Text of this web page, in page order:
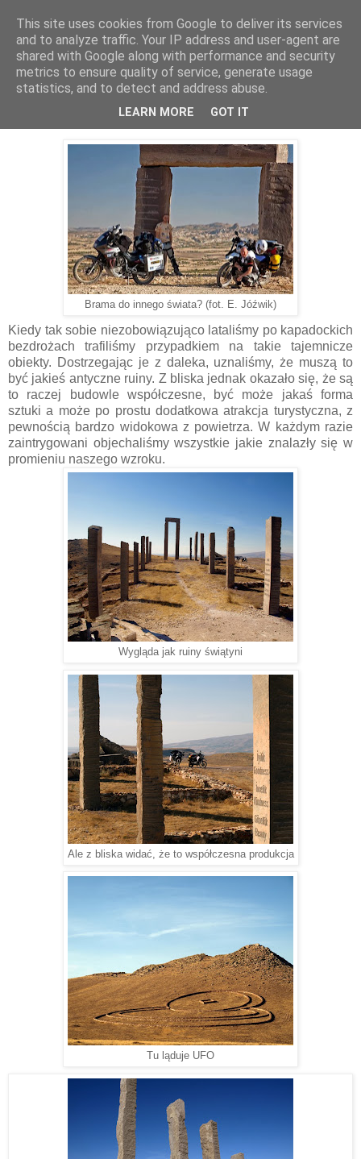
Kieszenie Pełne Piasku
22.01.2014
Dziwne rzeczy
Brama do innego świata? (fot. E. Jóźwik)
Kiedy tak sobie niezobowiązująco lataliśmy po kapadockich
bezdrożach trafiliśmy przypadkiem na takie tajemnicze
obiekty. Dostrzegając je z daleka, uznaliśmy, że muszą to
być jakieś antyczne ruiny. Z bliska jednak okazało się, że są
to raczej budowle współczesne, być może jakaś forma
sztuki a może po prostu dodatkowa atrakcja turystyczna, z
pewnością bardzo widokowa z powietrza. W każdym razie
zaintrygowani objechaliśmy wszystkie jakie znalazły się w
promieniu naszego wzroku.
Wygląda jak ruiny świątyni
Ale z bliska widać, że to współczesna produkcja
Tu ląduje UFO
This site uses cookies from Google to deliver its services
and to analyze traffic. Your IP address and user-agent are
shared with Google along with performance and security
metrics to ensure quality of service, generate usage
statistics, and to detect and address abuse.
LEARN MORE GOT IT